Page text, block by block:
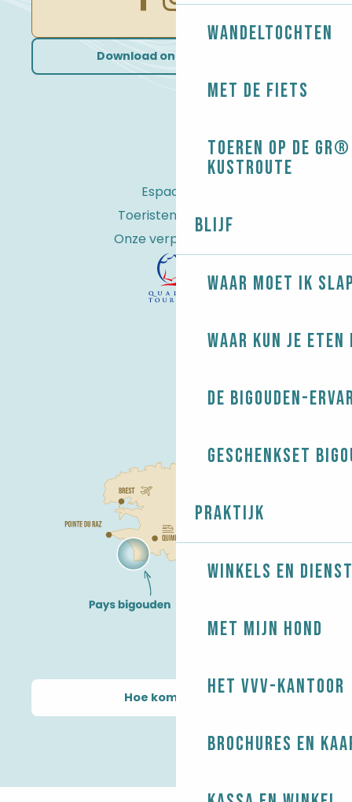
Wandeltochten
Met de fiets
Toeren op de
kustroute
Blijf
Waar moet ik
Waar kun je eten
De Bigouden-
Geschenkset
Praktijk
Winkels en
Met mijn hond
Het VVV-kantoor
Brochures en
Download onze brochures
Espace Pro
Toeristenbelasting
Onze verplichtingen
Hoe kom ik daar?